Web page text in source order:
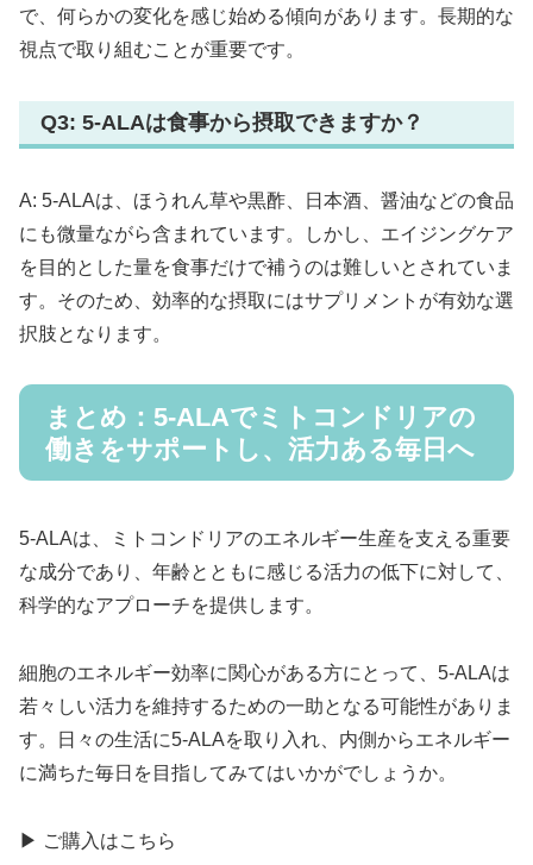
で、何らかの変化を感じ始める傾向があります。長期的な
視点で取り組むことが重要です。
Q3: 5-ALAは食事から摂取できますか？
A: 5-ALAは、ほうれん草や黒酢、日本酒、醤油などの食品
にも微量ながら含まれています。しかし、エイジングケア
を目的とした量を食事だけで補うのは難しいとされていま
す。そのため、効率的な摂取にはサプリメントが有効な選
択肢となります。
まとめ：5-ALAでミトコンドリアの
働きをサポートし、活力ある毎日へ
5-ALAは、ミトコンドリアのエネルギー生産を支える重要
な成分であり、年齢とともに感じる活力の低下に対して、
科学的なアプローチを提供します。
細胞のエネルギー効率に関心がある方にとって、5-ALAは
若々しい活力を維持するための一助となる可能性がありま
す。日々の生活に5-ALAを取り入れ、内側からエネルギー
に満ちた毎日を目指してみてはいかがでしょうか。
▶ ご購入はこちら